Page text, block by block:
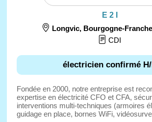
E 2 I
Longvic, Bourgogne-
CDI
électricien confirmé
Fondée en 2000, notre entreprise est
expertise en électricité CFO et CFA,
interventions multi-techniques (armoires
guidage en place, bornes WiFi,